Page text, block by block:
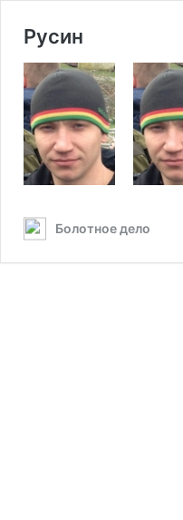
Русин
Болотное дело